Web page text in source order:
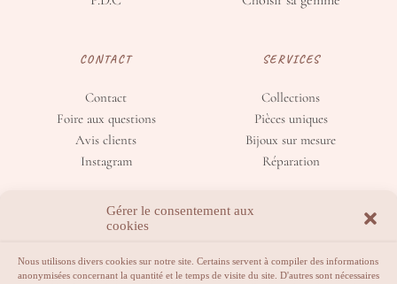
Gérer le consentement aux
cookies
Nous utilisons divers cookies sur notre site. Certains servent à compiler des informations
anonymisées concernant la quantité et le temps de visite du site. D'autres sont nécessaires
CONTACT
Contact
Foire aux questions
Avis clients
Instagram
SERVICES
Collections
Pièces uniques
Bijoux sur mesure
Réparation